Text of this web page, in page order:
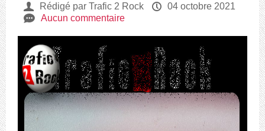
U Rédigé par Trafic 2 Rock P 04 octobre 2021
e Aucun commentaire